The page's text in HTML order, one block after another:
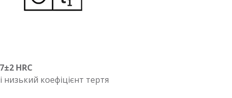
HRC
низький коефіцієнт тертя